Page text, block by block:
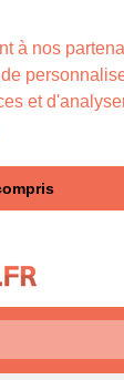
à nos
et